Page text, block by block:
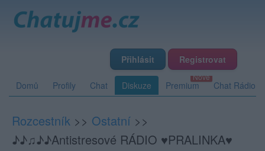
Přihlásit Registrovat
Domů Profily Chat Diskuze Premium Chat Rádio
Rozcestník >> Ostatní >>
♪♪♫♪♪Antistresové RÁDIO ♥PRALINKA♥